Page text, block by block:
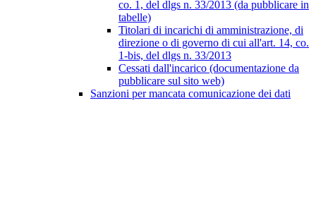
co. 1, del dlgs n. 33/2013 (da pubblicare in
tabelle)
Titolari di incarichi di amministrazione, di
direzione o di governo di cui all'art. 14, co.
1-bis, del dlgs n. 33/2013
Cessati dall'incarico (documentazione da
pubblicare sul sito web)
Sanzioni per mancata comunicazione dei dati